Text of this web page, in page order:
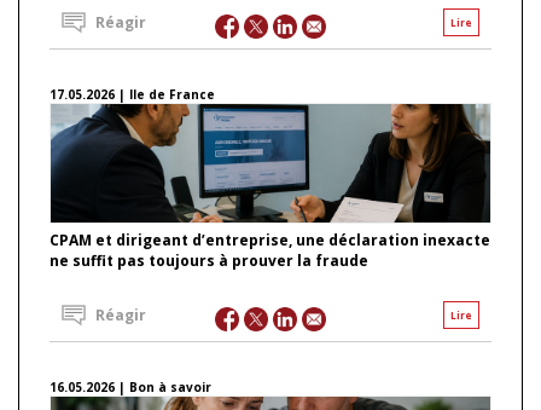
Lire
Réagir
17.05.2026 | Ile de France
CPAM et dirigeant d’entreprise, une déclaration inexacte
ne suffit pas toujours à prouver la fraude
Lire
Réagir
16.05.2026 | Bon à savoir